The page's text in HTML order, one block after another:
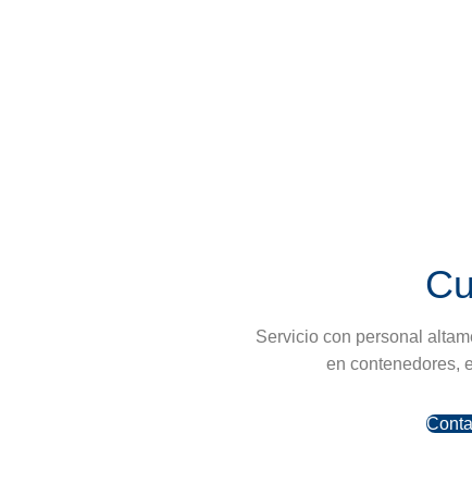
Servicio con personal
en contenedores,